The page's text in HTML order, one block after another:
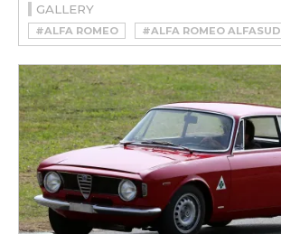
GALLERY
#ALFA ROMEO
#ALFA ROMEO ALFASUD
#ALFA ROMEO ALFASUD STORIA